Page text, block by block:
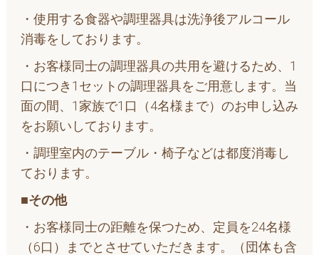
・使用する食器や調理器具は洗浄後アルコール
消毒をしております。
・お客様同士の調理器具の共用を避けるため、1
口につき1セットの調理器具をご用意します。当
面の間、1家族で1口（4名様まで）のお申し込み
をお願いしております。
・調理室内のテーブル・椅子などは都度消毒し
ております。
■その他
・お客様同士の距離を保つため、定員を24名様
（6口）までとさせていただきます。（団体も含